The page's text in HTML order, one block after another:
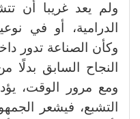
ولم يعد غريبا أن
الدرامية، أو في
وكأن الصناعة تدور
النجاح السابق
ومع مرور الوقت،
التشبع، فيشعر